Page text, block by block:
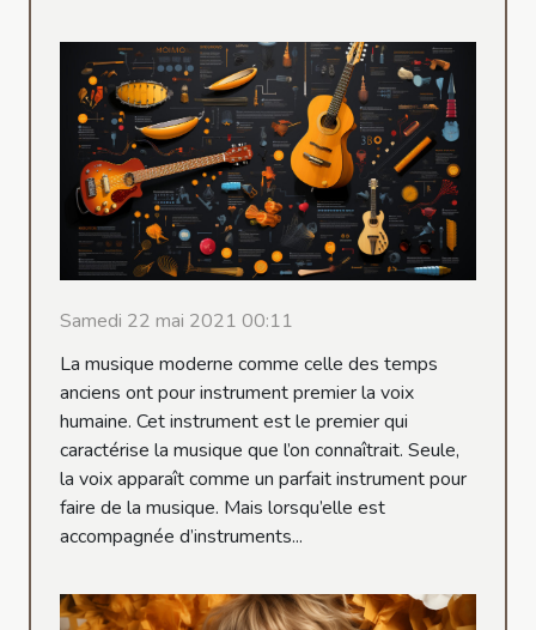
Samedi 22 mai 2021 00:11
La musique moderne comme celle des temps
anciens ont pour instrument premier la voix
humaine. Cet instrument est le premier qui
caractérise la musique que l’on connaîtrait. Seule,
la voix apparaît comme un parfait instrument pour
faire de la musique. Mais lorsqu’elle est
accompagnée d’instruments...